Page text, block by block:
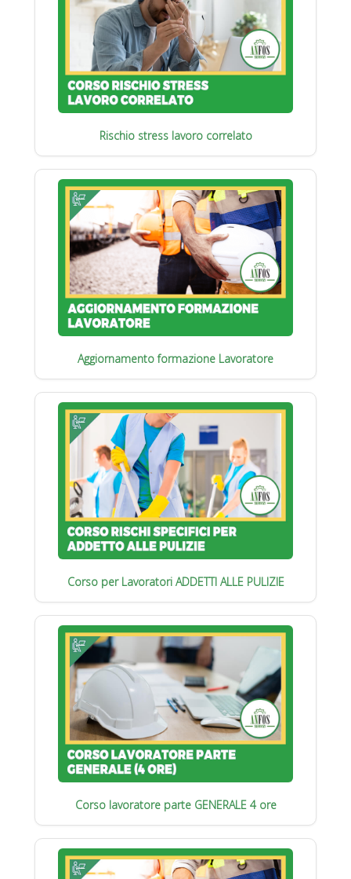
Rischio stress lavoro correlato
Aggiornamento formazione Lavoratore
Corso per Lavoratori ADDETTI ALLE PULIZIE
Corso lavoratore parte GENERALE 4 ore